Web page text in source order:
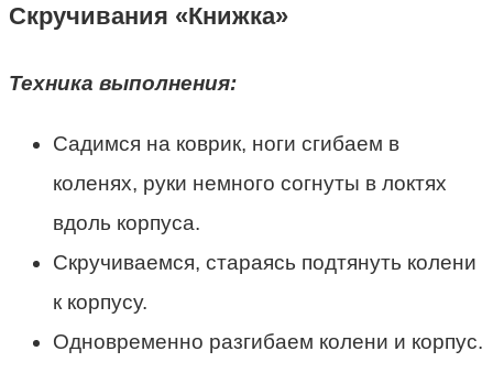
Скручивания «Книжка»
Техника выполнения:
Садимся на коврик, ноги сгибаем в
коленях, руки немного согнуты в локтях
вдоль корпуса.
Скручиваемся, стараясь подтянуть колени
к корпусу.
Одновременно разгибаем колени и корпус.